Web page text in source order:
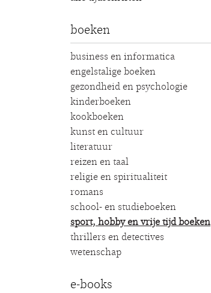
boeken
business en informatica
engelstalige boeken
gezondheid en psychologie
kinderboeken
kookboeken
kunst en cultuur
literatuur
reizen en taal
religie en spiritualiteit
romans
school- en studieboeken
sport, hobby en vrije tijd boeken
thrillers en detectives
wetenschap
e-books